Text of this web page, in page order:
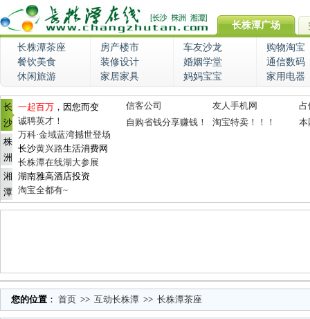
长株潭广场
长株潭茶座 房产楼市 车友沙龙
购物淘宝
餐饮美食
装修设计 婚姻学堂
通信数码
休闲旅游
家居家具 妈妈宝宝 家用电器
长
沙
株
洲
湘
潭
一起百万 ，因您而变
诚聘英才！
万科·金域蓝湾撼世登场
长沙黄兴路生活消费网
长株潭在线湖大参展
湖南雅高酒店投资
淘宝全都有~
信客公司 友人手机网
占
自购省钱分享赚钱！
淘宝特卖！！！ 本
您的位置 ： 首页 >> 互动长株潭 >> 长株潭茶座